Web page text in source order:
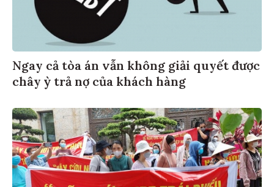
Ngay cả tòa án vẫn không giải quyết được
chây ỳ trả nợ của khách hàng